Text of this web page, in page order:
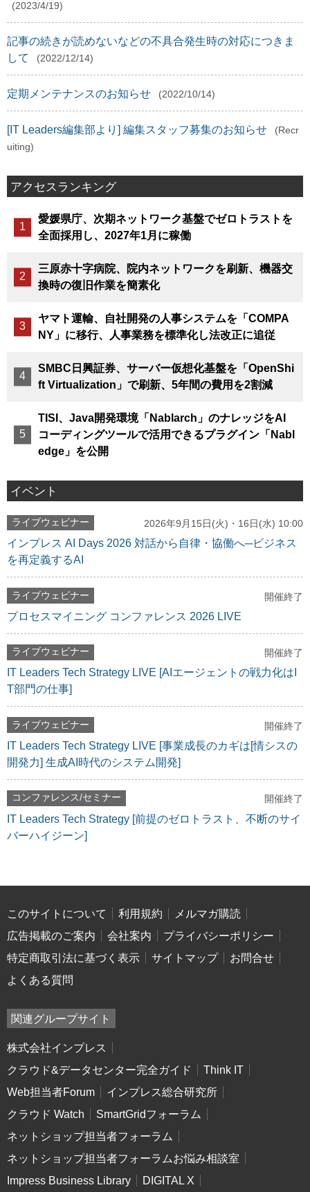
(2023/4/19)
記事の続きが読めないなどの不具合発生時の対応につきま
して
(2022/12/14)
定期メンテナンスのお知らせ (2022/10/14)
[IT Leaders編集部より] 編集スタッフ募集のお知らせ
(Recr
uiting)
アクセスランキング
愛媛県庁、次期ネットワーク基盤でゼロトラストを
全面採用し、2027年1月に稼働
三原赤十字病院、院内ネットワークを刷新、機器交
換時の復旧作業を簡素化
ヤマト運輸、自社開発の人事システムを「COMPA
NY」に移行、人事業務を標準化し法改正に追従
SMBC日興証券、サーバー仮想化基盤を「OpenShi
ft Virtualization」で刷新、5年間の費用を2割減
TISI、Java開発環境「Nablarch」のナレッジをAI
コーディングツールで活用できるプラグイン「Nabl
edge」を公開
イベント
ライブウェビナー 2026年9月15日(火)・16日(水) 10:00
インプレス AI Days 2026 対話から自律・協働へ─ビジネス
を再定義するAI
ライブウェビナー 開催終了
プロセスマイニング コンファレンス 2026 LIVE
ライブウェビナー 開催終了
IT Leaders Tech Strategy LIVE [AIエージェントの戦力化はI
T部門の仕事]
ライブウェビナー 開催終了
IT Leaders Tech Strategy LIVE [事業成長のカギは[情シスの
開発力] 生成AI時代のシステム開発]
コンファレンス/セミナー 開催終了
IT Leaders Tech Strategy [前提のゼロトラスト、不断のサイ
バーハイジーン]
このサイトについて 利用規約
メルマガ購読
広告掲載のご案内
会社案内
プライバシーポリシー
特定商取引法に基づく表示
サイトマップ
お問合せ
よくある質問
関連グループサイト
株式会社インプレス
クラウド&データセンター完全ガイド
Think IT
Web担当者Forum
インプレス総合研究所
クラウド Watch
SmartGridフォーラム
ネットショップ担当者フォーラム
ネットショップ担当者フォーラムお悩み相談室
Impress Business Library
DIGITAL X